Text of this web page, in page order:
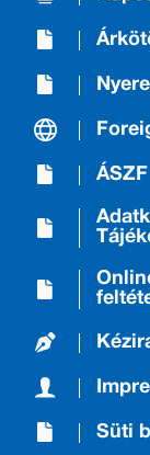
ÁSZF
Süti